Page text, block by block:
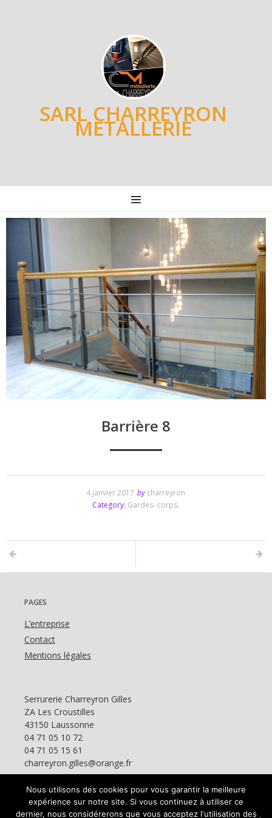
SARL CHARREYRON
METALLERIE
Barrière 8
4 janvier 2017 by charreyron
Category: Gardes- corps.
Post
navigation
PAGES
L’entreprise
Contact
Mentions légales
Serrurerie Charreyron Gilles
ZA Les Croustilles
43150 Laussonne
04 71 05 10 72
04 71 05 15 61
charreyron.gilles@orange.fr
Nous utilisons des cookies pour vous garantir la meilleure
expérience sur notre site. Si vous continuez à utiliser ce
dernier, nous considérerons que vous acceptez l'utilisation des